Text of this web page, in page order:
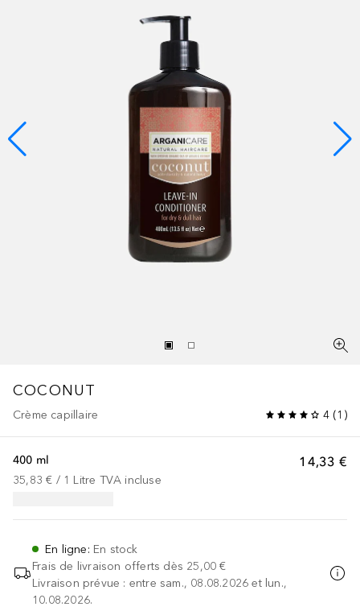
COCONUT
Crème capillaire 4 (1 )
14,33 €
400 ml
35,83 € / 1 Litre TVA incluse
En ligne: En stock
Frais de livraison offerts dès 25,00 €
Livraison prévue : entre sam., 08.08.2026 et lun.,
10.08.2026.